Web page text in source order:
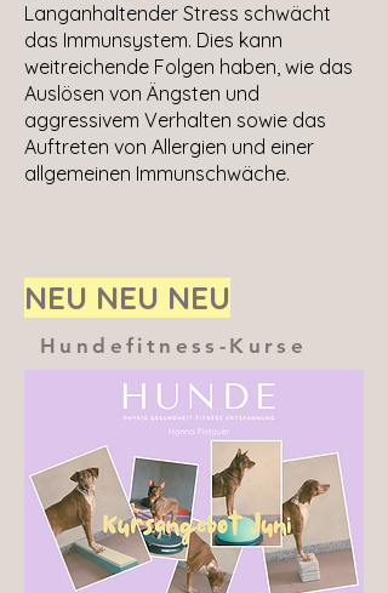
Langanhaltender Stress schwächt
das Immunsystem. Dies kann
weitreichende Folgen haben, wie das
Auslösen von Ängsten und
aggressivem Verhalten sowie das
Auftreten von Allergien und einer
allgemeinen Immunschwäche.
NEU NEU NEU
Hundefitness-Kurse